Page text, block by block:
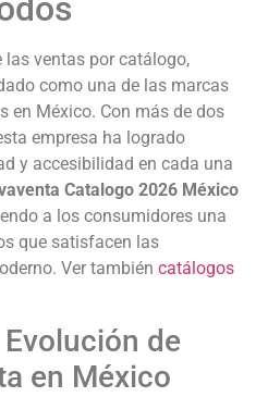
ventas por catálogo,
como una de las marcas
en México. Con más de dos
empresa ha logrado
y accesibilidad en cada una
Catalogo 2026 México
a los consumidores una
que satisfacen las
Ver también catálogos
de
en México